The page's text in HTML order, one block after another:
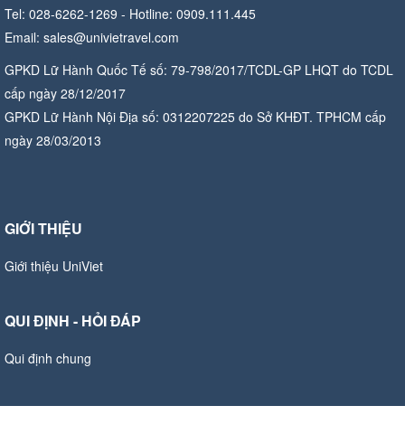
Tel: 028-6262-1269 - Hotline: 0909.111.445
Email: sales@univietravel.com
GPKD Lữ Hành Quốc Tế số: 79-798/2017/TCDL-GP LHQT do TCDL
cấp ngày 28/12/2017
GPKD Lữ Hành Nội Địa số: 0312207225 do Sở KHĐT. TPHCM cấp
ngày 28/03/2013
GIỚI THIỆU
Giới thiệu UniViet
QUI ĐỊNH - HỎI ĐÁP
Qui định chung